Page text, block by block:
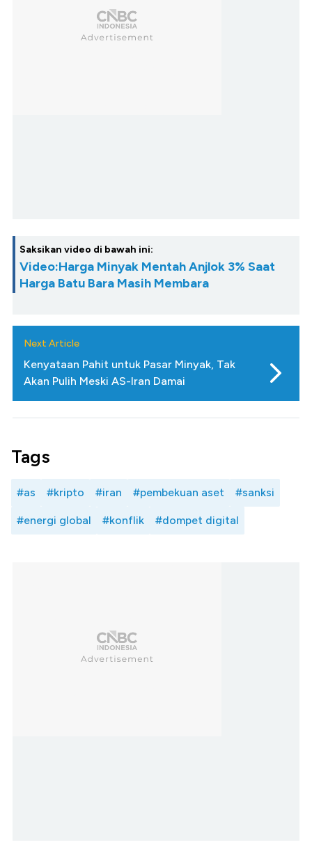
Saksikan video di bawah ini:
Video:Harga Minyak Mentah Anjlok 3% Saat
Harga Batu Bara Masih Membara
Next Article
Kenyataan Pahit untuk Pasar Minyak, Tak
Akan Pulih Meski AS-Iran Damai
Tags
#as #kripto #iran #pembekuan aset #sanksi
#energi global #konflik #dompet digital